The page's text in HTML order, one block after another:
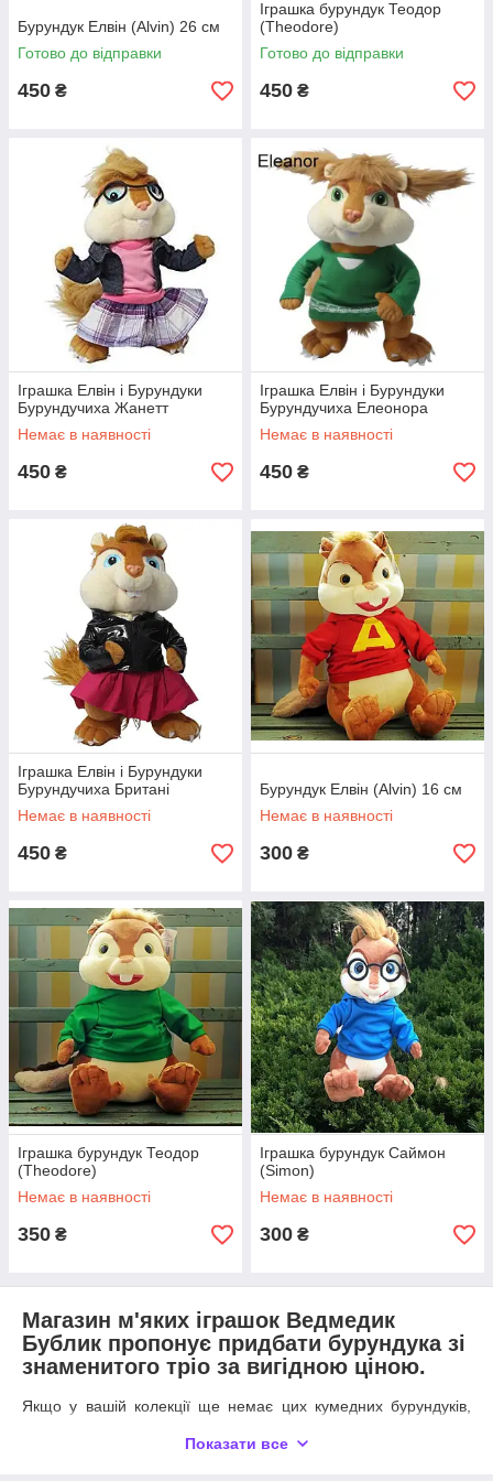
Бурундук Елвін (Alvin) 26 см
Готово до відправки
450 ₴
Іграшка бурундук Теодор
(Theodore)
Готово до відправки
450 ₴
Іграшка Елвін і Бурундуки
Бурундучиха Жанетт
Немає в наявності
450 ₴
Іграшка Елвін і Бурундуки
Бурундучиха Елеонора
Немає в наявності
450 ₴
Іграшка Елвін і Бурундуки
Бурундучиха Британі
Немає в наявності
450 ₴
Бурундук Елвін (Alvin) 16 см
Немає в наявності
300 ₴
Іграшка бурундук Теодор
(Theodore)
Немає в наявності
350 ₴
Іграшка бурундук Саймон
(Simon)
Немає в наявності
300 ₴
Магазин м'яких іграшок Ведмедик
Бублик пропонує придбати бурундука зі
знаменитого тріо за вигідною ціною.
Якщо у вашій колекції ще немає цих кумедних бурундуків,
Показати все